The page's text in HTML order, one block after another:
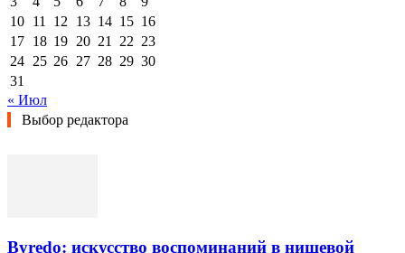
10 11 12 13 14 15 16
17 18 19 20 21 22 23
24 25 26 27 28 29 30
31
« Июл
Выбор редактора
Byredo: искусство воспоминаний в нишевой